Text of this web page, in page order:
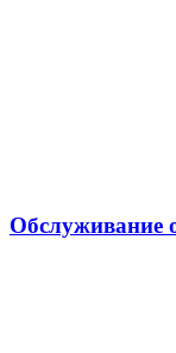
Обслуживание